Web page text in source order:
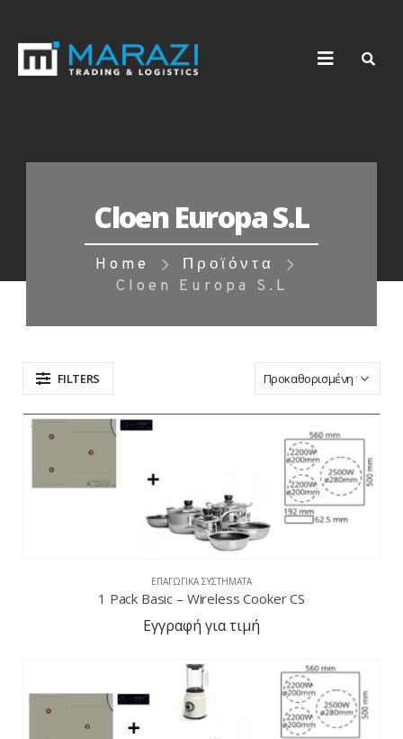
Cloen Europa S.L
Home
Προϊόντα
Cloen Europa S.L
FILTERS
ΕΠΑΓΩΓΙΚΆ ΣΥΣΤΉΜΑΤΑ
1 Pack Basic – Wireless Cooker CS
Εγγραφή για τιμή